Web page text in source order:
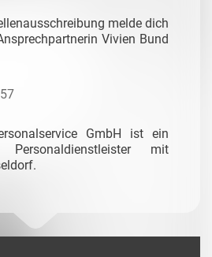
melde dich
Vivien Bund
GmbH ist ein
Personaldienstleister mit